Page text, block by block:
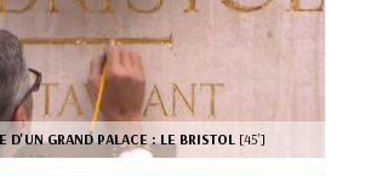
D'UN GRAND PALACE : LE BRISTOL [45’]